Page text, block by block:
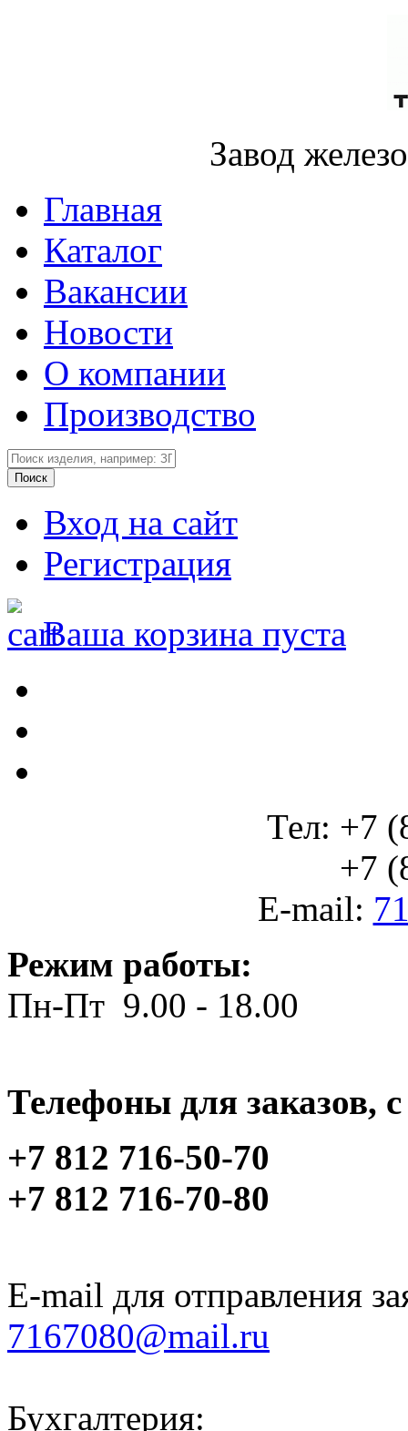
Завод
Главная
Каталог
Вакансии
Новости
О компании
Производство
Вход на сайт
Регистрация
Ваша корзина пуста
Тел: +7
+7
E-mail:
Режим работы:
Пн-Пт 9.00 - 18.00
Телефоны для заказов,
+7 812 716-50-70
+7 812 716-70-80
E-mail для отправления
7167080@mail.ru
Бухгалтерия: